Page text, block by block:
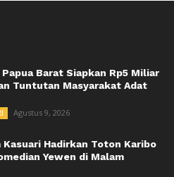
Barat Siapkan Rp5 Miliar
Tuntutan Masyarakat Adat
Agustus 9, 2026
Kasuari Hadirkan Toton Karibo
Yewen di Malam